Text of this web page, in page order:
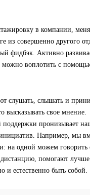
в компании,
из совершенно другого
фидбэк. Активно
можно воплотить с
слушать, слышать и
высказывать свое мнение.
поддержки пронизывает
Например, мы
на одной можем
помогают
и естественно быть собой.